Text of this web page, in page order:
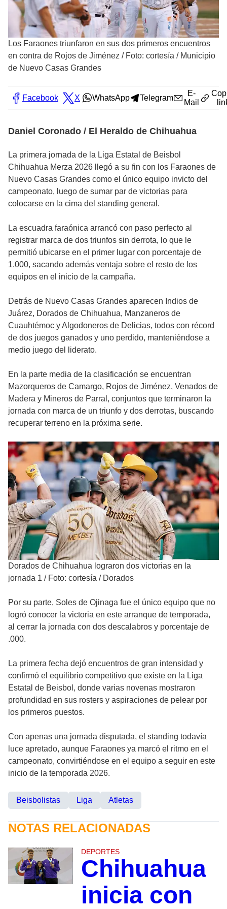
Los Faraones triunfaron en sus dos primeros encuentros
en contra de Rojos de Jiménez / Foto: cortesía / Municipio
de Nuevo Casas Grandes
Facebook X WhatsApp Telegram
E-
Mail
Daniel Coronado / El Heraldo de Chihuahua
La primera jornada de la Liga Estatal de Beisbol
Chihuahua Merza 2026 llegó a su fin con los Faraones de
Nuevo Casas Grandes como el único equipo invicto del
campeonato, luego de sumar par de victorias para
colocarse en la cima del standing general.
La escuadra faraónica arrancó con paso perfecto al
registrar marca de dos triunfos sin derrota, lo que le
permitió ubicarse en el primer lugar con porcentaje de
1.000, sacando además ventaja sobre el resto de los
equipos en el inicio de la campaña.
Detrás de Nuevo Casas Grandes aparecen Indios de
Juárez, Dorados de Chihuahua, Manzaneros de
Cuauhtémoc y Algodoneros de Delicias, todos con récord
de dos juegos ganados y uno perdido, manteniéndose a
medio juego del liderato.
En la parte media de la clasificación se encuentran
Mazorqueros de Camargo, Rojos de Jiménez, Venados de
Madera y Mineros de Parral, conjuntos que terminaron la
jornada con marca de un triunfo y dos derrotas, buscando
recuperar terreno en la próxima serie.
Dorados de Chihuahua lograron dos victorias en la
jornada 1 / Foto: cortesía / Dorados
Por su parte, Soles de Ojinaga fue el único equipo que no
logró conocer la victoria en este arranque de temporada,
al cerrar la jornada con dos descalabros y porcentaje de
.000.
La primera fecha dejó encuentros de gran intensidad y
confirmó el equilibrio competitivo que existe en la Liga
Estatal de Beisbol, donde varias novenas mostraron
profundidad en sus rosters y aspiraciones de pelear por
los primeros puestos.
Con apenas una jornada disputada, el standing todavía
luce apretado, aunque Faraones ya marcó el ritmo en el
campeonato, convirtiéndose en el equipo a seguir en este
inicio de la temporada 2026.
Beisbolistas Liga Atletas
NOTAS RELACIONADAS
DEPORTES
Chihuahua
inicia con